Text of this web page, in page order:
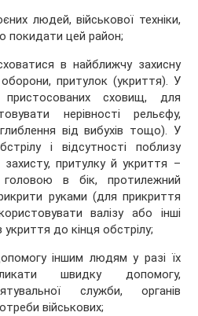
людей, військової техніки,
покидати цей район;
в найближчу захисну
оборони, притулок (укриття). У
пристосованих сховищ, для
нерівності рельєфу,
від вибухів тощо). У
і відсутності поблизу
захисту, притулку й укриття –
в бік, протилежний
руками (для прикриття
валізу або інші
укриття до кінця обстрілу;
іншим людям у разі їх
швидку допомогу,
служби, органів
військових;